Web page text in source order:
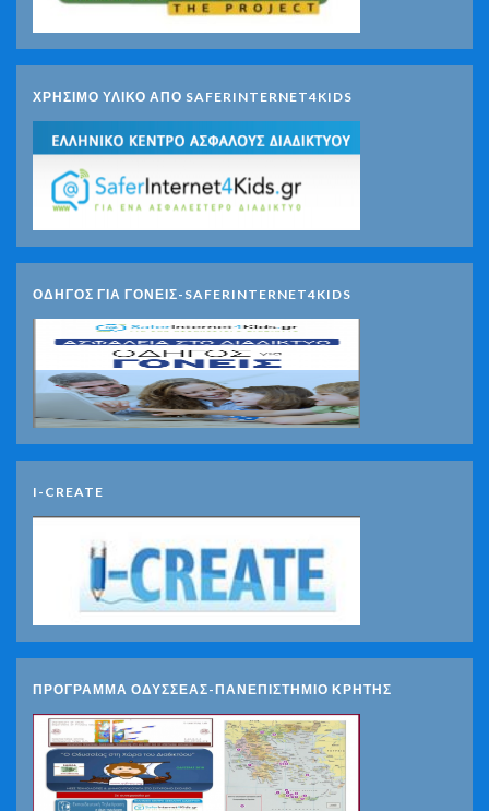
ΧΡΗΣΙΜΟ ΥΛΙΚΟ ΑΠΟ SAFERINTERNET4KIDS
ΟΔΗΓΟΣ ΓΙΑ ΓΟΝΕΙΣ-SAFERINTERNET4KIDS
I-CREATE
ΠΡΟΓΡΑΜΜΑ ΟΔΥΣΣΕΑΣ-ΠΑΝΕΠΙΣΤΗΜΙΟ ΚΡΗΤΗΣ